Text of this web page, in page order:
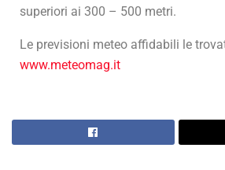
superiori ai 300 – 500 metri.
Le previsioni meteo affidabili le
www.meteomag.it